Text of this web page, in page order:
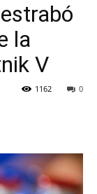
la
V
0
1162